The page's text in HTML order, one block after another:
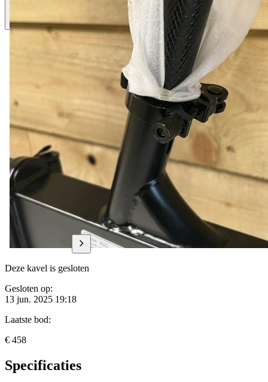
Deze kavel is gesloten
Gesloten op:
13 jun. 2025 19:18
Laatste bod:
€ 458
Specificaties